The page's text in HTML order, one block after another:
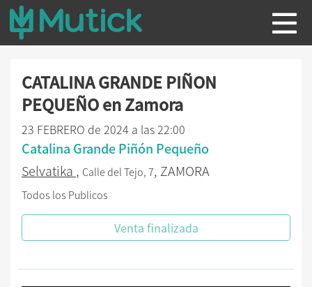
CATALINA GRANDE PIÑON
PEQUEÑO en Zamora
23 FEBRERO de 2024 a las 22:00
Catalina Grande Piñón Pequeño
Selvatika , Calle del Tejo, 7, ZAMORA
Todos los Publicos
Venta finalizada